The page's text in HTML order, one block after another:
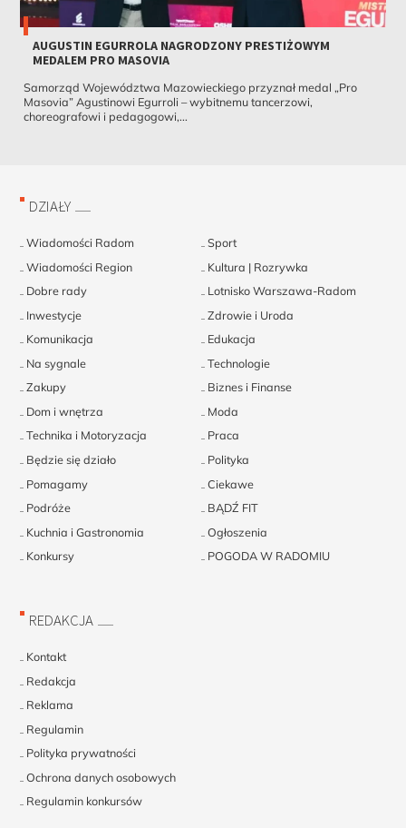
AUGUSTIN EGURROLA NAGRODZONY PRESTIŻOWYM
MEDALEM PRO MASOVIA
Samorząd Województwa Mazowieckiego przyznał medal „Pro
Masovia” Agustinowi Egurroli – wybitnemu tancerzowi,
choreografowi i pedagogowi,...
DZIAŁY
Wiadomości Radom
Sport
Wiadomości Region
Kultura | Rozrywka
Dobre rady
Lotnisko Warszawa-Radom
Inwestycje
Zdrowie i Uroda
Komunikacja
Edukacja
Na sygnale
Technologie
Zakupy
Biznes i Finanse
Dom i wnętrza
Moda
Technika i Motoryzacja
Praca
Będzie się działo
Polityka
Pomagamy
Ciekawe
Podróże
BĄDŹ FIT
Kuchnia i Gastronomia
Ogłoszenia
Konkursy
POGODA W RADOMIU
REDAKCJA
Kontakt
Redakcja
Reklama
Regulamin
Polityka prywatności
Ochrona danych osobowych
Regulamin konkursów